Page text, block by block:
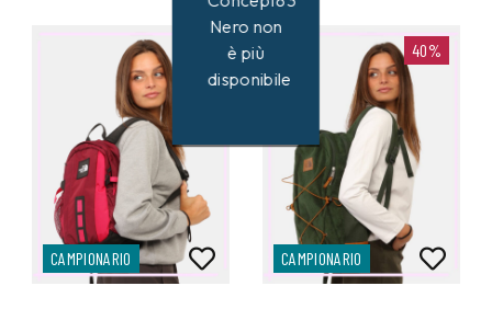
CAMPIONARIO
40%
CAMPIONARIO
Nero non
è più
disponibile